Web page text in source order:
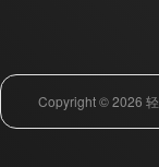
Copyright © 2026